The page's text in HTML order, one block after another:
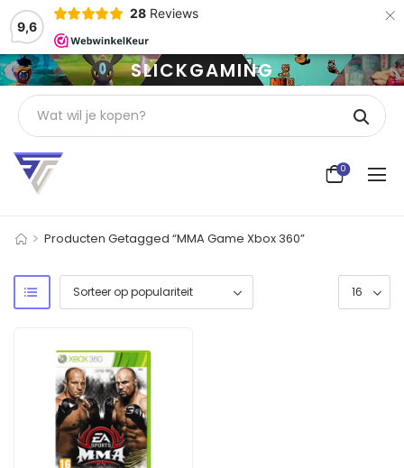
9,6
28 Reviews ×
SLICKGAMING
0
> Producten Getagged “MMA Game Xbox 360”